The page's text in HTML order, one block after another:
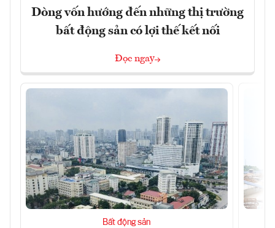
Dòng vốn hướng đến những thị trường
bất động sản có lợi thế kết nối
Đọc ngay
Bất động sản